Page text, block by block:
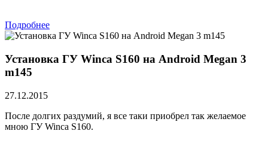
Подробнее
Установка ГУ Winca S160 на Android Megan 3
m145
27.12.2015
После долгих раздумий, я все таки приобрел так желаемое
мною ГУ Winca S160.